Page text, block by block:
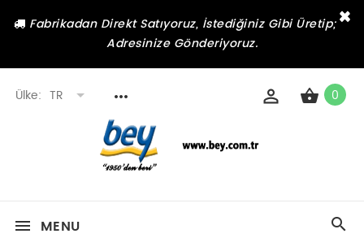
×
Fabrikadan Direkt Satıyoruz, İstediğiniz Gibi Üretip;
Adresinize Gönderiyoruz.
Ülke: TR 0
MENU